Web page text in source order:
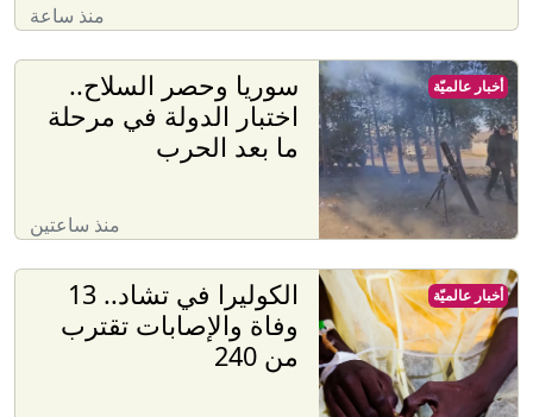
منذ ساعة
سوريا وحصر السلاح..
اختبار الدولة في مرحلة
ما بعد الحرب
منذ ساعتين
أخبار عالميّة
الكوليرا في تشاد.. 13
وفاة والإصابات تقترب
من 240
أخبار عالميّة